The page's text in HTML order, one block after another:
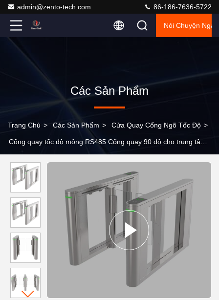
admin@zento-tech.com 86-186-7636-5722
Nói Chuyện Ngay.
Các Sản Phẩm
Trang Chủ > Các Sản Phẩm > Cửa Quay Cổng Ngõ Tốc Độ >
Cổng quay tốc độ mỏng RS485 Cổng quay 90 độ cho trung tâm